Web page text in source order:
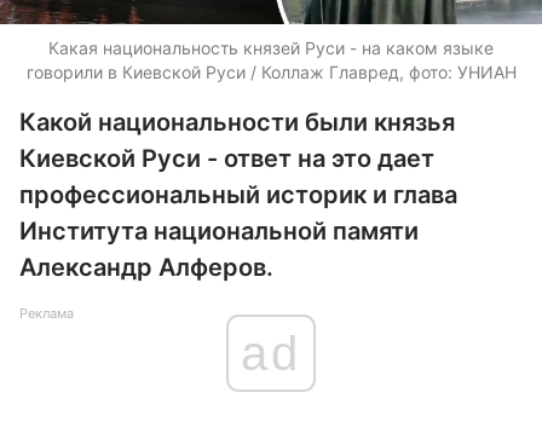
Какая национальность князей Руси - на каком языке
говорили в Киевской Руси / Коллаж Главред, фото: УНИАН
Какой национальности были князья
Киевской Руси - ответ на это дает
профессиональный историк и глава
Института национальной памяти
Александр Алферов.
Реклама
ad